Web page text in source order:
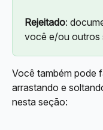
Rejeitado:
você e/ou outros
Você também pode
arrastando e
nesta seção: